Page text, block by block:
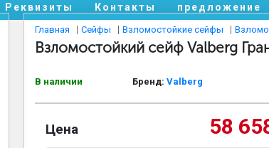
Реквизиты Контакты
предложение
Главная Сейфы Взломостойкие сейфы
Взломостойкий сейф Valberg
В наличии Бренд: Valberg
Цена 58